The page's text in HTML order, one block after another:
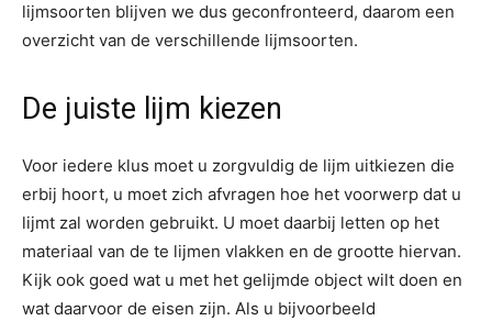
lijmsoorten blijven we dus geconfronteerd, daarom een
overzicht van de verschillende lijmsoorten.
De juiste lijm kiezen
Voor iedere klus moet u zorgvuldig de lijm uitkiezen die
erbij hoort, u moet zich afvragen hoe het voorwerp dat u
lijmt zal worden gebruikt. U moet daarbij letten op het
materiaal van de te lijmen vlakken en de grootte hiervan.
Kijk ook goed wat u met het gelijmde object wilt doen en
wat daarvoor de eisen zijn. Als u bijvoorbeeld